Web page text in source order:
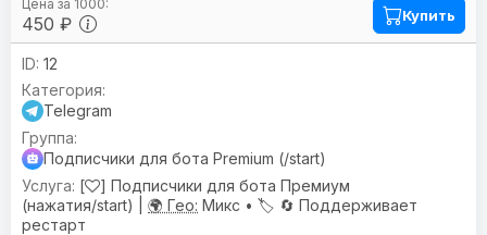
450 ₽ Купить
12
Telegram
Подписчики для бота Premium (/start)
[
] Подписчики для бота Премиум
(нажатия/start) | 🌍 Гео: Микс • 🏷️ 🔄 Поддерживает
рестарт